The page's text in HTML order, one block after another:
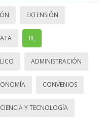
EXTENSIÓN
IIE
ADMINISTRACIÓN
CONVENIOS
CIENCIA Y TECNOLOGÍA